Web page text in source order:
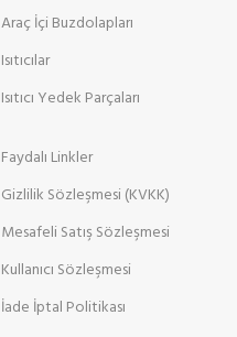
Araç İçi Buzdolapları
Isıtıcılar
Isıtıcı Yedek Parçaları
Faydalı Linkler
Gizlilik Sözleşmesi (KVKK)
Mesafeli Satış Sözleşmesi
Kullanıcı Sözleşmesi
İade İptal Politikası